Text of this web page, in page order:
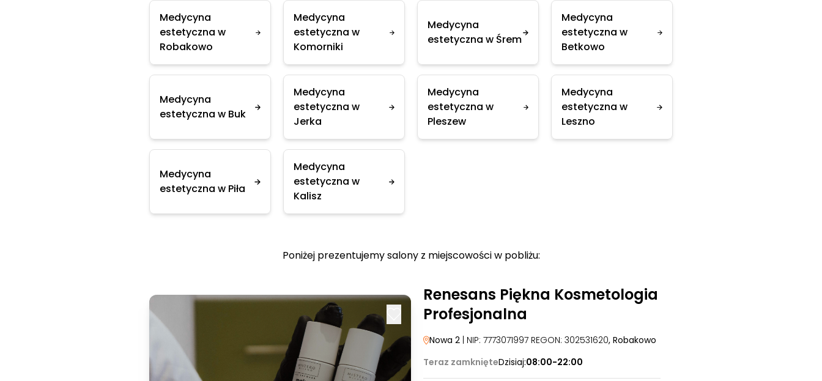
Medycyna
estetyczna w
Robakowo
Medycyna
estetyczna w
Komorniki
Medycyna
estetyczna w Śrem
Medycyna
estetyczna w
Betkowo
Medycyna
estetyczna w Buk
Medycyna
estetyczna w
Jerka
Medycyna
estetyczna w
Pleszew
Medycyna
estetyczna w
Leszno
Medycyna
estetyczna w Piła
Medycyna
estetyczna w
Kalisz
Poniżej prezentujemy salony z miejscowości w pobliżu:
Renesans Piękna Kosmetologia
Profesjonalna
Nowa 2 | NIP: 7773071997 REGON: 302531620, Robakowo
Teraz zamknięteDzisiaj:08:00-22:00